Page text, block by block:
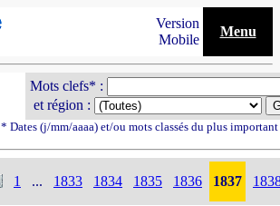
Version
Mobile
Menu
Mots clefs* :
et région :
* Dates (j/mm/aaaa) et/ou mots classés du plus
1 ... 1833 1834 1835 1836 1837